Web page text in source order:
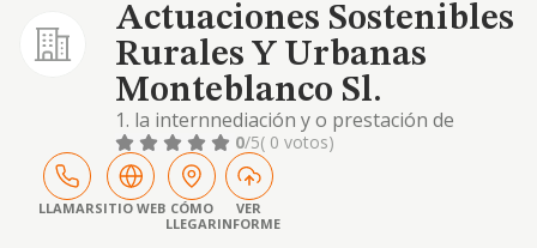
Actuaciones Sostenibles
Rurales Y Urbanas
Monteblanco Sl.
1. la internnediación y o prestación de
servicios técnicos de ingeniería,
arquitectura, urbanismo y otras actividades
relacionadas con el asesoramiento técnico,
en medio urbano y rural. (cnae: 7112). 2.
comercio al menor y al mayor de todo tipo
0/5( 0 votos)
LLAMARSITIO WEB CÓMO
LLEGAR
VER
INFORME